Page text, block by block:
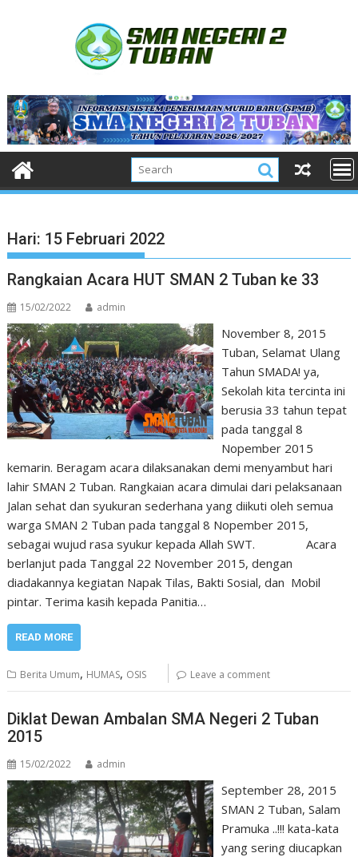
Hari: 15 Februari 2022
Rangkaian Acara HUT SMAN 2 Tuban ke 33
15/02/2022 admin
November 8, 2015
Tuban, Selamat Ulang
Tahun SMADA! ya,
Sekolah kita tercinta ini
berusia 33 tahun tepat
pada tanggal 8
Nopember 2015
kemarin. Beragam acara dilaksanakan demi menyambut hari
lahir SMAN 2 Tuban. Rangkaian acara dimulai dari pelaksanaan
Jalan sehat dan syukuran sederhana yang diikuti oleh semua
warga SMAN 2 Tuban pada tanggal 8 Nopember 2015,
sebagai wujud rasa syukur kepada Allah SWT. Acara
berlanjut pada Tanggal 22 November 2015, dengan
diadakannya kegiatan Napak Tilas, Bakti Sosial, dan Mobil
pintar. Terima kasih kepada Panitia…
READ MORE
Berita Umum, HUMAS, OSIS Leave a comment
Diklat Dewan Ambalan SMA Negeri 2 Tuban
2015
15/02/2022 admin
September 28, 2015
SMAN 2 Tuban, Salam
Pramuka ..!!! kata-kata
yang sering diucapkan